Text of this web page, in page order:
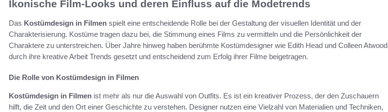
Ikonische Film-Looks und deren Einfluss auf die Modetrends
Das Kostümdesign in Filmen spielt eine entscheidende Rolle bei der Gestaltung der visuellen Identität und der
Charakterisierung. Kostüme tragen dazu bei, die Stimmung eines Films zu vermitteln und die Persönlichkeit der
Charaktere zu unterstreichen. Über Jahre hinweg haben berühmte Kostümdesigner wie Edith Head und Colleen Atwood
durch ihre kreative Arbeit Trends gesetzt und entscheidend zum Erfolg ihrer Filme beigetragen.
Die Rolle von Kostümdesign in Filmen
Kostümdesign in Filmen ist mehr als nur die Auswahl von Outfits. Es ist ein kreativer Prozess, der den Zuschauern
hilft, die Zeit und den Ort einer Geschichte zu verstehen. Designer nutzen eine Vielzahl von Materialien und Techniken,